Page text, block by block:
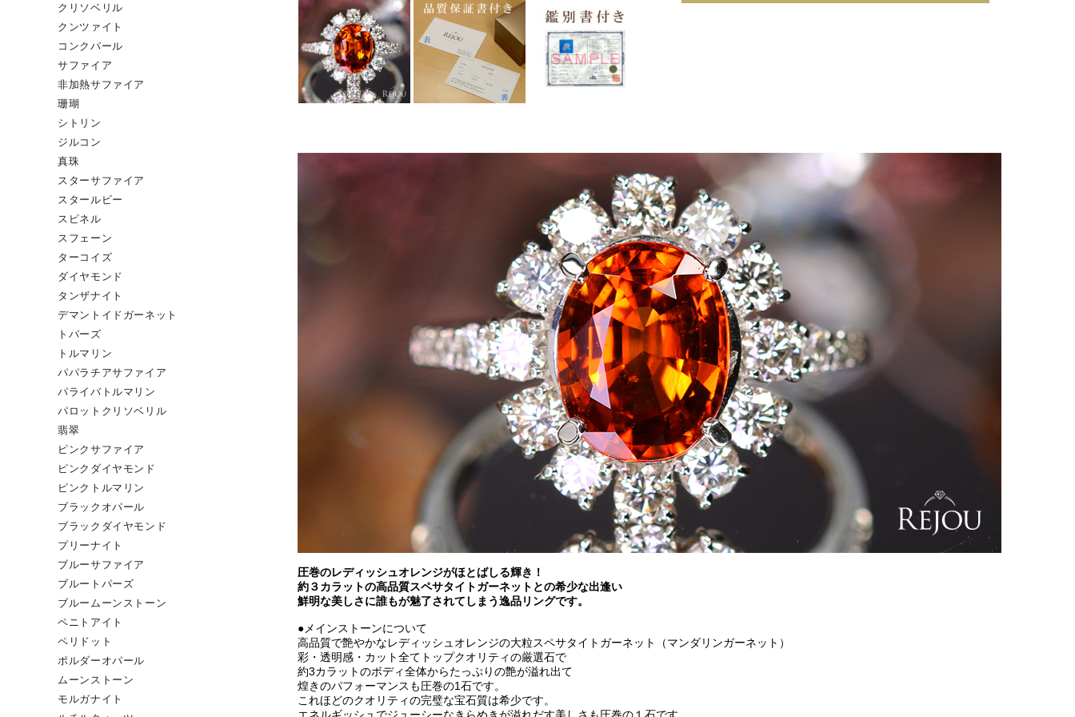
クリソベリル
クンツァイト
コンクパール
サファイア
非加熱サファイア
珊瑚
シトリン
ジルコン
真珠
スターサファイア
スタールビー
スピネル
スフェーン
ターコイズ
ダイヤモンド
タンザナイト
デマントイドガーネット
トパーズ
トルマリン
パパラチアサファイア
パライバトルマリン
パロットクリソベリル
翡翠
ピンクサファイア
ピンクダイヤモンド
ピンクトルマリン
ブラックオパール
ブラックダイヤモンド
プリーナイト
ブルーサファイア
ブルートパーズ
ブルームーンストーン
ペニトアイト
ペリドット
ポルダーオパール
ムーンストーン
モルガナイト
圧巻のレディッシュオレンジがほとばしる輝き！
約３カラットの高品質スペサタイトガーネットとの希少な出逢い
鮮明な美しさに誰もが魅了されてしまう逸品リングです。
●メインストーンについて
高品質で艶やかなレディッシュオレンジの大粒スペサタイトガーネット（マンダリンガーネット）
彩・透明感・カット全てトップクオリティの厳選石で
約3カラットのボディ全体からたっぷりの艶が溢れ出て
煌きのパフォーマンスも圧巻の1石です。
これほどのクオリティの完璧な宝石質は希少です。